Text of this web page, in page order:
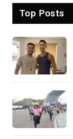
Top Posts